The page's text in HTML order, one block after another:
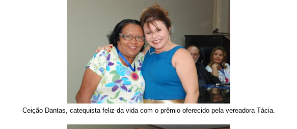
Ceição Dantas, catequista feliz da vida com o prêmio oferecido pela vereadora Tácia.